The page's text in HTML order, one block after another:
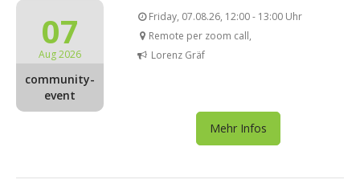
07
Aug 2026
community-
event
Friday, 07.08.26, 12:00 - 13:00 Uhr
Remote per zoom call,
Lorenz Gräf
Mehr Infos